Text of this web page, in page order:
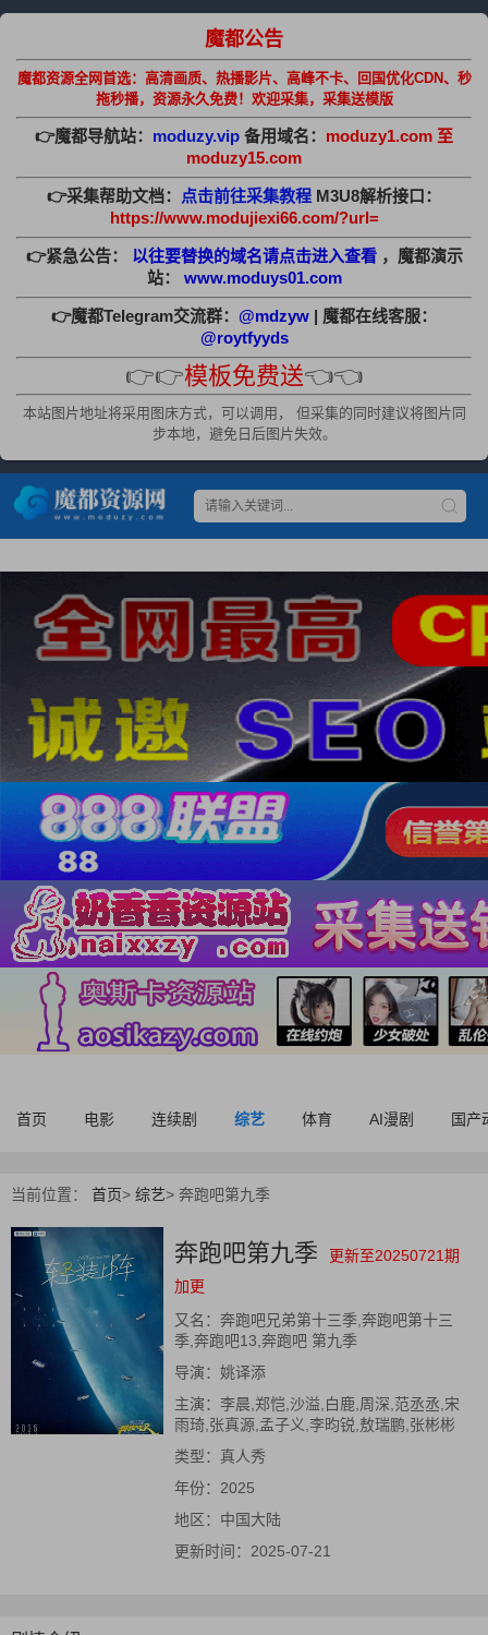
魔都公告
魔都资源全网首选：高清画质、热播影片、高峰不卡、回国优化CDN、秒
拖秒播，资源永久免费！欢迎采集，采集送模版
👉魔都导航站： moduzy.vip 备用域名： moduzy1.com 至
moduzy15.com
👉采集帮助文档： 点击前往采集教程 M3U8解析接口：
https://www.modujiexi66.com/?url=
👉紧急公告： 以往要替换的域名请点击进入查看 ，魔都演示
站：
www.moduys01.com
👉魔都Telegram交流群： @mdzyw | 魔都在线客服：
@roytfyyds
👉👉模板免费送👈👈
本站图片地址将采用图床方式，可以调用， 但采集的同时建议将图片同
步本地，避免日后图片失效。
首页 电影 连续剧 综艺 体育 AI漫剧 国产
当前位置： 首页> 综艺> 奔跑吧第九季
奔跑吧第九季
更新至20250721期
加更
又名： 奔跑吧兄弟第十三季,奔跑吧第十三
季,奔跑吧13,奔跑吧 第九季
导演： 姚译添
主演： 李晨,郑恺,沙溢,白鹿,周深,范丞丞,宋
雨琦,张真源,孟子义,李昀锐,敖瑞鹏,张彬彬
类型： 真人秀
年份： 2025
地区： 中国大陆
更新时间： 2025-07-21